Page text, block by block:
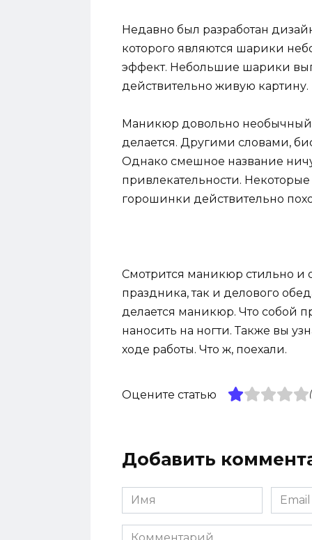
Недавно был разработан
которого являются шарики
эффект. Небольшие шарики
действительно живую картину.
Маникюр довольно необычный,
делается. Другими словами,
Однако смешное название
привлекательности.
горошинки действительно
Смотрится маникюр стильно и
праздника, так и делового
делается маникюр. Что собой
наносить на ногти. Также вы
ходе работы. Что ж, поехали.
Оцените статью
Добавить
Имя
*
Email
*
Комментарий